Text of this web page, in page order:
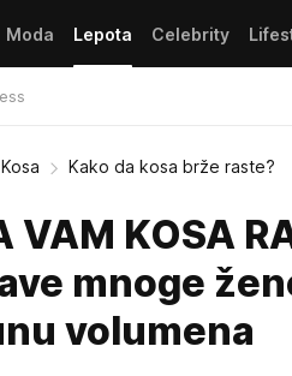
Moda Lepota Celebrity
Kosa Kako da kosa brže raste?
VAM KOSA
mnoge
volumena